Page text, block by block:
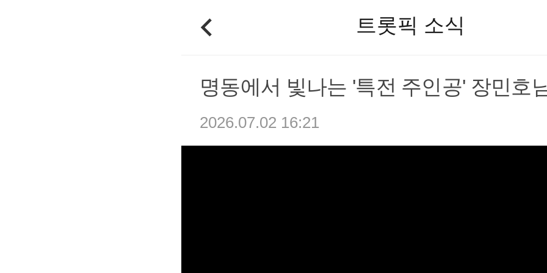
트롯픽 소식
명동에서 빛나는 '특전 주인공' 장민호
2026.07.02 16:21